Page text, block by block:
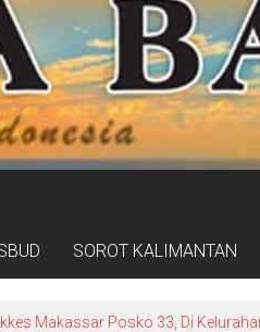
SOROT KALIMANTAN
Makassar Posko 33, Di